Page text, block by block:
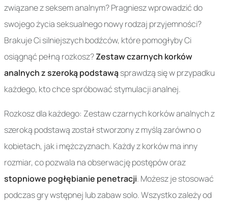
związane z seksem analnym? Pragniesz wprowadzić do
swojego życia seksualnego nowy rodzaj przyjemności?
Brakuje Ci silniejszych bodźców, które pomogłyby Ci
osiągnąć pełną rozkosz?Zestaw czarnych korków
analnych z szeroką podstawąsprawdzą się w przypadku
każdego, kto chce spróbować stymulacji analnej.
Rozkosz dla każdego: Zestaw czarnych korków analnych z
szeroką podstawą został stworzony z myślą zarówno o
kobietach, jak i mężczyznach. Każdy z korków ma inny
rozmiar, co pozwala na obserwację postępów oraz
stopniowe pogłębianie penetracji. Możesz je stosować
podczas gry wstępnej lub zabaw solo. Wszystko zależy od